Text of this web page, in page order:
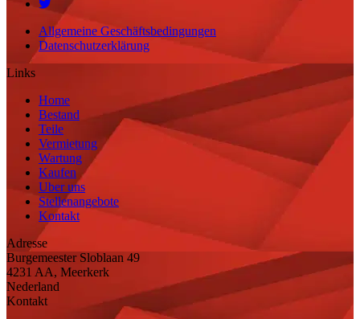
Allgemeine Geschäftsbedingungen
Datenschutzerklärung
Links
Home
Bestand
Teile
Vermietung
Wartung
Kaufen
Uber uns
Stellenangebote
Kontakt
Adresse
Burgemeester Sloblaan 49
4231 AA, Meerkerk
Nederland
Kontakt